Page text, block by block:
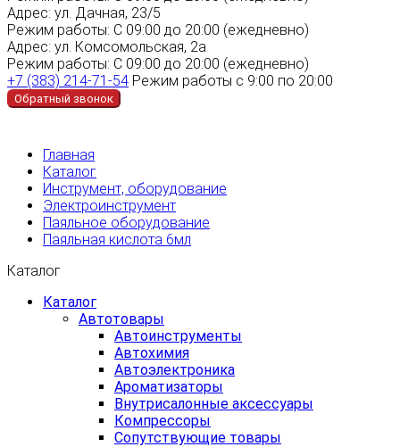
Адрес: ул. Дачная, 23/5
Режим работы: С 09:00 до 20:00 (ежедневно)
Адрес: ул. Комсомольская, 2а
Режим работы: С 09:00 до 20:00 (ежедневно)
+7 (383) 214-71-54 Режим работы с 9:00 по 20:00
Обратный звонок
Главная
Каталог
Инструмент, оборудование
Электроинструмент
Паяльное оборудование
Паяльная кислота 6мл
Каталог
Каталог
Автотовары
Автоинструменты
Автохимия
Автоэлектроника
Ароматизаторы
Внутрисалонные аксессуары
Компрессоры
Сопутствующие товары